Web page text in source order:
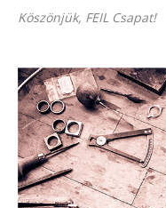
Köszönjük, FEIL Csapat!